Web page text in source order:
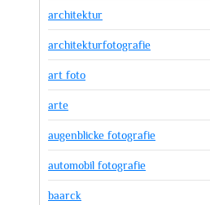
architektur
architekturfotografie
art foto
arte
augenblicke fotografie
automobil fotografie
baarck